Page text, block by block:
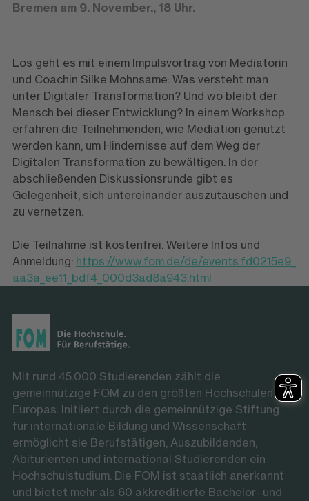
Bremen am 9. November., 18 Uhr.
Los geht es mit einem Impulsvortrag von Mediatorin
und Coachin Silke Mohnsame: Was versteht man
unter Digitaler Transformation? Und wo bleibt der
Mensch bei dieser Entwicklung? In einem Workshop
erfahren die Teilnehmenden, wie Mediation genutzt
werden kann, um Hindernisse auf dem Weg der
Digitalen Transformation zu bewältigen. In der
abschließenden Diskussionsrunde gibt es
Gelegenheit, sich untereinander auszutauschen und
zu vernetzen.
Die Teilnahme ist kostenfrei. Weitere Infos und
Anmeldung: https://www.fom.de/de/events.fd0215e9_
aa3a_ee11_bdf4_000d3ad8a943.html
Mit rund 45.000 Studierenden zählt die
gemeinnützige FOM zu den größten Hochschulen
Europas. Initiiert durch die gemeinnützige Stiftung
für internationale Bildung und Wissenschaft
ermöglicht sie Berufstätigen, Auszubildenden,
Abiturienten und international Studierenden ein
Hochschulstudium. Die FOM ist staatlich anerkannt
und bietet mehr als 60 akkreditierte Bachelor- und